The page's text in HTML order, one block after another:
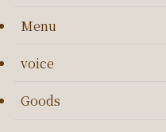
Menu
voice
Goods